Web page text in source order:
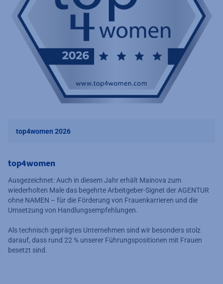
top4women 2026
top4women
Ausgezeichnet: Auch in diesem Jahr erhält Mainova zum
wiederholten Male das begehrte Arbeitgeber-Signet der AGENTUR
ohne NAMEN – für die Förderung von Frauenkarrieren und die
Umsetzung von Handlungsempfehlungen.
Als technisch geprägtes Unternehmen sind wir besonders stolz
darauf, dass rund 22 % unserer Führungspositionen mit Frauen
besetzt sind.